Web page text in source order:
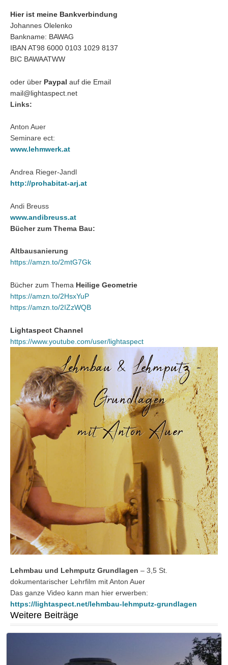
Hier ist meine Bankverbindung
Johannes Olelenko
Bankname: BAWAG
IBAN AT98 6000 0103 1029 8137
BIC BAWAATWW
oder über Paypal auf die Email
mail@lightaspect.net
Links:
Anton Auer
Seminare ect:
www.lehmwerk.at
Andrea Rieger-Jandl
http://prohabitat-arj.at
Andi Breuss
www.andibreuss.at
Bücher zum Thema Bau:
Altbausanierung
https://amzn.to/2mtG7Gk
Bücher zum Thema Heilige Geometrie
https://amzn.to/2HsxYuP
https://amzn.to/2IZzWQB
Lightaspect Channel
https://www.youtube.com/user/lightaspect
Lehmbau und Lehmputz Grundlagen – 3,5 St.
dokumentarischer Lehrfilm mit Anton Auer
Das ganze Video kann man hier erwerben:
https://lightaspect.net/lehmbau-lehmputz-grundlagen
Weitere Beiträge